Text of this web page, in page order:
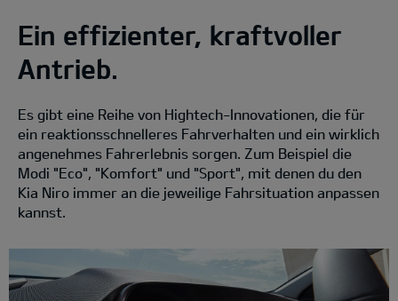
Ein effizienter, kraftvoller
Antrieb.
Es gibt eine Reihe von Hightech-Innovationen, die für
ein reaktionsschnelleres Fahrverhalten und ein wirklich
angenehmes Fahrerlebnis sorgen. Zum Beispiel die
Modi "Eco", "Komfort" und "Sport", mit denen du den
Kia Niro immer an die jeweilige Fahrsituation anpassen
kannst.